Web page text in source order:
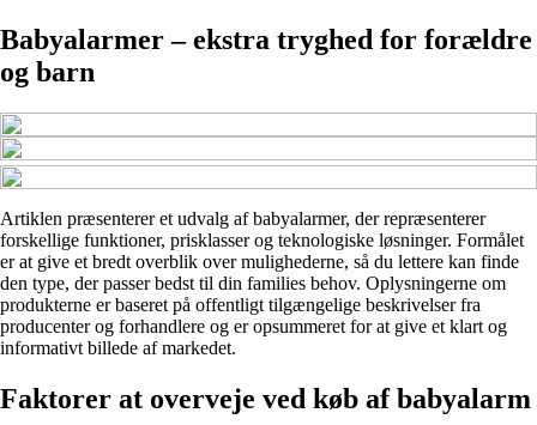
Babyalarmer – ekstra tryghed for forældre
og barn
Artiklen præsenterer et udvalg af babyalarmer, der repræsenterer
forskellige funktioner, prisklasser og teknologiske løsninger. Formålet
er at give et bredt overblik over mulighederne, så du lettere kan finde
den type, der passer bedst til din families behov. Oplysningerne om
produkterne er baseret på offentligt tilgængelige beskrivelser fra
producenter og forhandlere og er opsummeret for at give et klart og
informativt billede af markedet.
Faktorer at overveje ved køb af babyalarm